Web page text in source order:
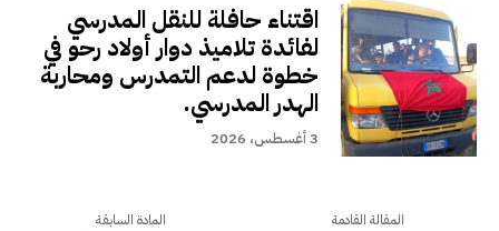
اقتناء حافلة للنقل المدرسي
لفائدة تلاميذ دوار أولاد رحو في
خطوة لدعم التمدرس ومحاربة
الهدر المدرسي.
3 أغسطس، 2026
المادة السابقة المقالة القادمة